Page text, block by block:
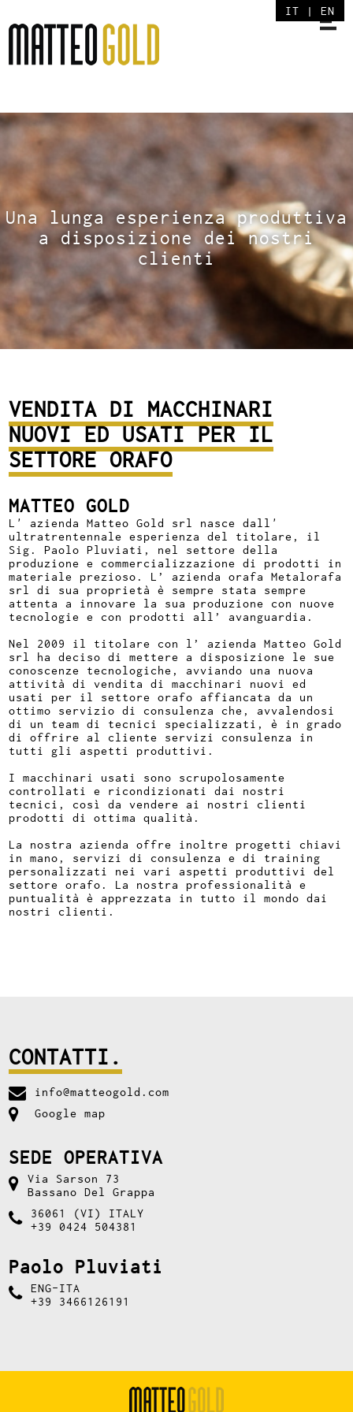
IT | EN
Una lunga esperienza produttiva
a disposizione dei nostri
clienti
VENDITA DI MACCHINARI
NUOVI ED USATI PER IL
SETTORE ORAFO
MATTEO GOLD
L' azienda Matteo Gold srl nasce dall'
ultratrentennale esperienza del titolare, il
Sig. Paolo Pluviati, nel settore della
produzione e commercializzazione di prodotti in
materiale prezioso. L’ azienda orafa Metalorafa
srl di sua proprietà è sempre stata sempre
attenta a innovare la sua produzione con nuove
tecnologie e con prodotti all’ avanguardia.
Nel 2009 il titolare con l’ azienda Matteo Gold
srl ha deciso di mettere a disposizione le sue
conoscenze tecnologiche, avviando una nuova
attività di vendita di macchinari nuovi ed
usati per il settore orafo affiancata da un
ottimo servizio di consulenza che, avvalendosi
di un team di tecnici specializzati, è in grado
di offrire al cliente servizi consulenza in
tutti gli aspetti produttivi.
I macchinari usati sono scrupolosamente
controllati e ricondizionati dai nostri
tecnici, così da vendere ai nostri clienti
prodotti di ottima qualità.
La nostra azienda offre inoltre progetti chiavi
in mano, servizi di consulenza e di training
personalizzati nei vari aspetti produttivi del
settore orafo. La nostra professionalità e
puntualità è apprezzata in tutto il mondo dai
nostri clienti.
CONTATTI.
info@matteogold.com
Google map
SEDE OPERATIVA
Via Sarson 73
Bassano Del Grappa
36061 (VI) ITALY
+39 0424 504381
Paolo Pluviati
ENG-ITA
+39 3466126191